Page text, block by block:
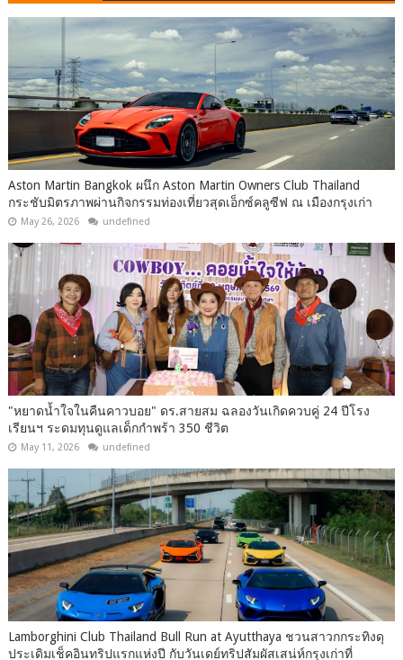
Aston Martin Bangkok ผนึก Aston Martin Owners Club Thailand
กระชับมิตรภาพผ่านกิจกรรมท่องเที่ยวสุดเอ็กซ์คลูซีฟ ณ เมืองกรุงเก่า
May 26, 2026 undefined
"หยาดน้ำใจในคืนคาวบอย" ดร.สายสม ฉลองวันเกิดควบคู่ 24 ปีโรง
เรียนฯ ระดมทุนดูแลเด็กกำพร้า 350 ชีวิต
May 11, 2026 undefined
Lamborghini Club Thailand Bull Run at Ayutthaya ชวนสาวกกระทิงดุ
ประเดิมเช็คอินทริปแรกแห่งปี กับวันเดย์ทริปสัมผัสเสน่ห์กรุงเก่าที่